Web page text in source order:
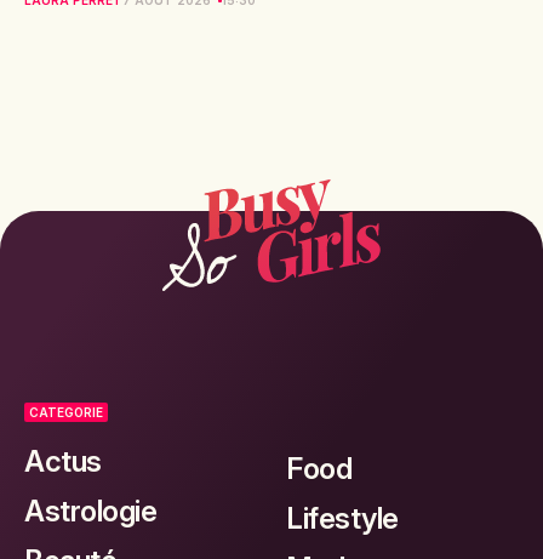
CATEGORIE
Actus
Astrologie
Food
Lifestyle